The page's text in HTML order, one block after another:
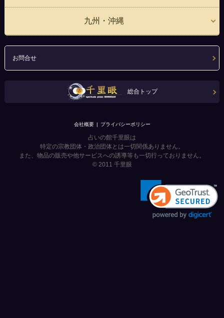
九州・沖縄
お問合せ
総合トップ
会社概要 プライバシーポリシー
占いの館千里眼は
特定の宗教団体・政治団体とは一切関係ありません。
また、物品の販売や他サービスへの誘導等も一切行っておりません。
© 2011 千里眼